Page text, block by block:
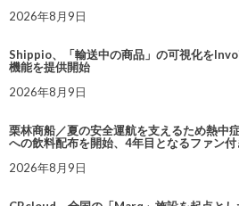
2026年8月9日
Shippio、「輸送中の商品」の可視化を
機能を提供開始
2026年8月9日
栗林商船／夏の安全運航を支えるため熱中
への飲料配布を開始、4年目となるファン
2026年8月9日